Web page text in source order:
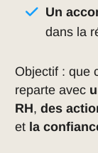
Un
dans la
Objectif : que
reparte avec
RH, des
et la